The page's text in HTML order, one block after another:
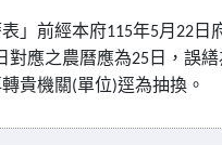
」前經本府115年5月 22 日
對應之農曆應為25 日，誤繕
貴機關(單位)逕為抽換。